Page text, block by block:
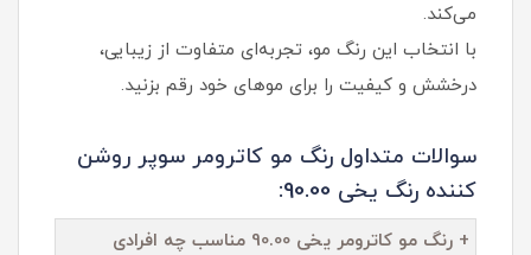
می‌کند.
با انتخاب این رنگ مو، تجربه‌ای متفاوت از زیبایی،
درخشش و کیفیت را برای موهای خود رقم بزنید.
سوالات متداول رنگ مو کاترومر سوپر روشن‌
کننده رنگ یخی 90.00:
+ رنگ مو کاترومر یخی 90.00 مناسب چه افرادی